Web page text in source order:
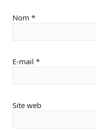
Nom *
E-mail *
Site web